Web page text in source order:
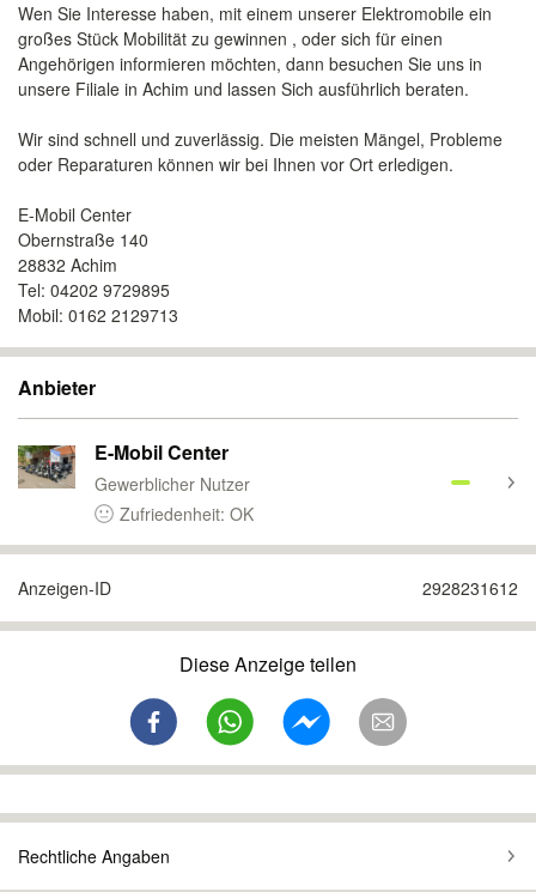
Wen Sie Interesse haben, mit einem unserer Elektromobile ein
großes Stück Mobilität zu gewinnen , oder sich für einen
Angehörigen informieren möchten, dann besuchen Sie uns in
unsere Filiale in Achim und lassen Sich ausführlich beraten.
Wir sind schnell und zuverlässig. Die meisten Mängel, Probleme
oder Reparaturen können wir bei Ihnen vor Ort erledigen.
E-Mobil Center
Obernstraße 140
28832 Achim
Tel: 04202 9729895
Mobil: 0162 2129713
Anbieter
E-Mobil Center
Gewerblicher Nutzer
Zufriedenheit: OK
Anzeigen-ID 2928231612
Diese Anzeige teilen
Rechtliche Angaben